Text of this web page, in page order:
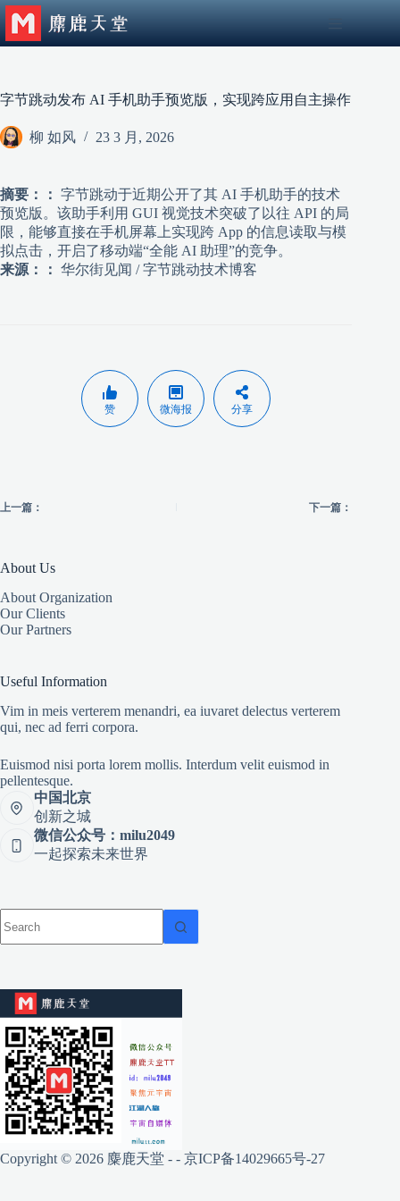
跳
至
字节跳动发布 AI 手机助手预览版，实现跨应用自主操作
柳 如风 23 3 月, 2026
摘要：： 字节跳动于近期公开了其 AI 手机助手的技术
预览版。该助手利用 GUI 视觉技术突破了以往 API 的局
限，能够直接在手机屏幕上实现跨 App 的信息读取与模
拟点击，开启了移动端“全能 AI 助理”的竞争。
来源：： 华尔街见闻 / 字节跳动技术博客
赞 微海报 分享
上一篇： 下一篇：
About Us
About Organization
Our Clients
Our Partners
Useful Information
Vim in meis verterem menandri, ea iuvaret delectus verterem
qui, nec ad ferri corpora.
Euismod nisi porta lorem mollis. Interdum velit euismod in
pellentesque.
中国北京
创新之城
微信公众号：milu2049
一起探索未来世界
Copyright © 2026 麋鹿天堂 - - 京ICP备14029665号-27